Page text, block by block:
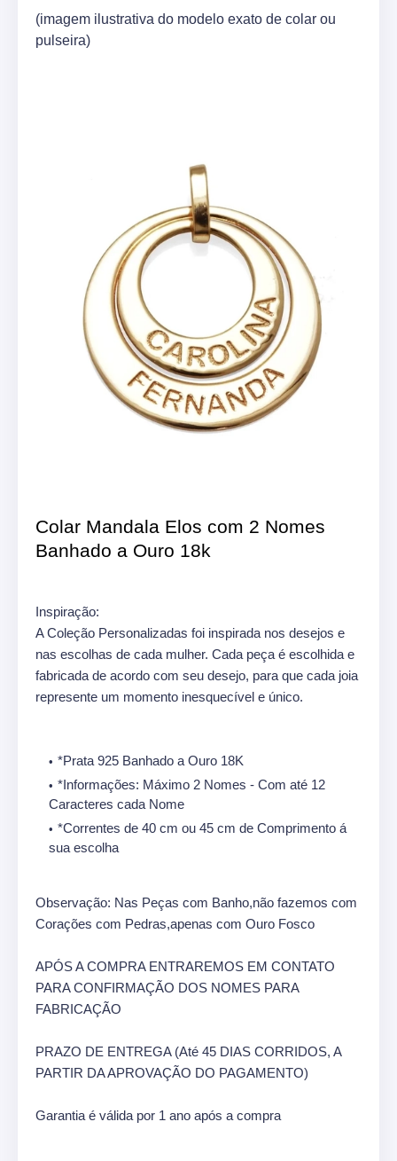
(imagem ilustrativa do modelo exato de colar ou
pulseira)
Colar Mandala Elos com 2 Nomes
Banhado a Ouro 18k
Inspiração:
A Coleção Personalizadas foi inspirada nos desejos e
nas escolhas de cada mulher. Cada peça é escolhida e
fabricada de acordo com seu desejo, para que cada joia
represente um momento inesquecível e único.
*Prata 925 Banhado a Ouro 18K
*Informações: Máximo 2 Nomes - Com até 12
Caracteres cada Nome
*Correntes de 40 cm ou 45 cm de Comprimento á
sua escolha
Observação: Nas Peças com Banho,não fazemos com
Corações com Pedras,apenas com Ouro Fosco
APÓS A COMPRA ENTRAREMOS EM CONTATO
PARA CONFIRMAÇÃO DOS NOMES PARA
FABRICAÇÃO
PRAZO DE ENTREGA (Até 45 DIAS CORRIDOS, A
PARTIR DA APROVAÇÃO DO PAGAMENTO)
Garantia é válida por 1 ano após a compra